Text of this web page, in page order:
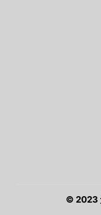
© 2023